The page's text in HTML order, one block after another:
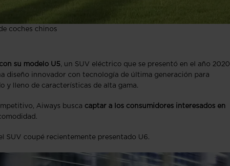
coches chinos
su modelo U5, un SUV eléctrico que se presentó en el año 2020
diseño innovador con tecnología de última generación para
y lleno de características de alta gama.
Aiways busca captar a los consumidores interesados en
SUV coupé recientemente presentado U6.